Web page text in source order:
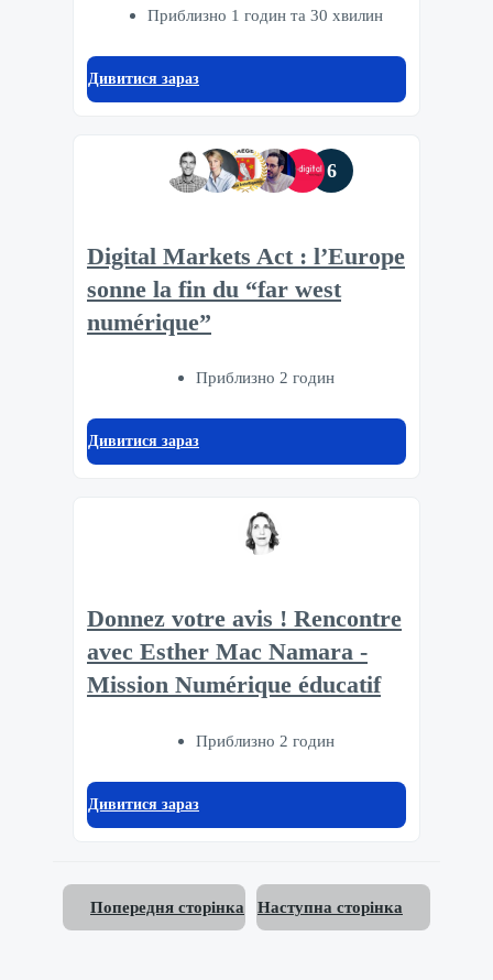
Приблизно 1 годин та 30 хвилин
Дивитися зараз
6
Digital Markets Act : l’Europe
sonne la fin du “far west
numérique”
Приблизно 2 годин
Дивитися зараз
Donnez votre avis ! Rencontre
avec Esther Mac Namara -
Mission Numérique éducatif
Приблизно 2 годин
Дивитися зараз
Попередня сторінка Наступна сторінка